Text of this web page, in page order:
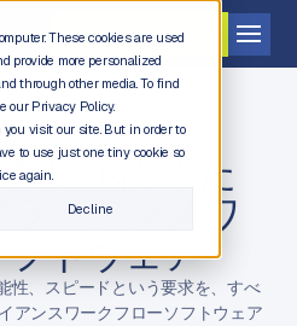
These cookies are used
provide more personalized
through other media. To find
our Privacy Policy.
visit our site. But in order to
to use just one tiny cookie so
again.
Decline
デモを依頼する
い承認のた
ライアンスワ
トウェア
性、スピードという要求を、すべ
アンスワークフローソフトウェア